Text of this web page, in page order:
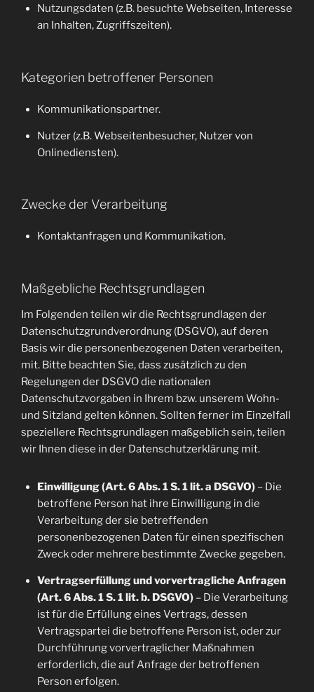
Nutzungsdaten (z.B. besuchte Webseiten, Interesse
an Inhalten, Zugriffszeiten).
Kategorien betroffener Personen
Kommunikationspartner.
Nutzer (z.B. Webseitenbesucher, Nutzer von
Onlinediensten).
Zwecke der Verarbeitung
Kontaktanfragen und Kommunikation.
Maßgebliche Rechtsgrundlagen
Im Folgenden teilen wir die Rechtsgrundlagen der
Datenschutzgrundverordnung (DSGVO), auf deren
Basis wir die personenbezogenen Daten verarbeiten,
mit. Bitte beachten Sie, dass zusätzlich zu den
Regelungen der DSGVO die nationalen
Datenschutzvorgaben in Ihrem bzw. unserem Wohn-
und Sitzland gelten können. Sollten ferner im Einzelfall
speziellere Rechtsgrundlagen maßgeblich sein, teilen
wir Ihnen diese in der Datenschutzerklärung mit.
Einwilligung (Art. 6 Abs. 1 S. 1 lit. a DSGVO)– Die
betroffene Person hat ihre Einwilligung in die
Verarbeitung der sie betreffenden
personenbezogenen Daten für einen spezifischen
Zweck oder mehrere bestimmte Zwecke gegeben.
Vertragserfüllung und vorvertragliche Anfragen
(Art. 6 Abs. 1 S. 1 lit. b. DSGVO)– Die Verarbeitung
ist für die Erfüllung eines Vertrags, dessen
Vertragspartei die betroffene Person ist, oder zur
Durchführung vorvertraglicher Maßnahmen
erforderlich, die auf Anfrage der betroffenen
Person erfolgen.